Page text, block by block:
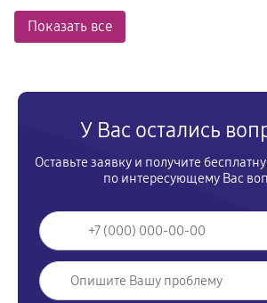
Показать все
У Вас остались
Оставьте заявку и получите
по интересующему Вас